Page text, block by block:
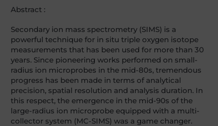
Abstract :
Secondary ion mass spectrometry (SIMS) is a
powerful technique for in situ triple oxygen isotope
measurements that has been used for more than 30
years. Since pioneering works performed on small-
radius ion microprobes in the mid-80s, tremendous
progress has been made in terms of analytical
precision, spatial resolution and analysis duration. In
this respect, the emergence in the mid-90s of the
large-radius ion microprobe equipped with a multi-
collector system (MC-SIMS) was a game changer.